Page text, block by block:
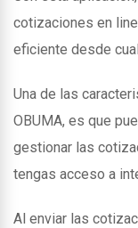
cotizaciones en
eficiente desde
Una de las
OBUMA, es que
gestionar las
tengas acceso a
Al enviar las